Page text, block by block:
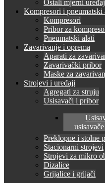
Ostali mjerni
Kompresori i pneumatski
Kompresori
Pribor za
Pneumatski alati
Zavarivanje i oprema
Aparati za
Zavarivački pribor
Maske za
Strojevi i uređaji
Agregati za struju
Usisavači i pribor
usisavače
Preklopne i stolne
Stacionarni strojevi
Strojevi za mikro
Dizalice
Grijalice i grijači